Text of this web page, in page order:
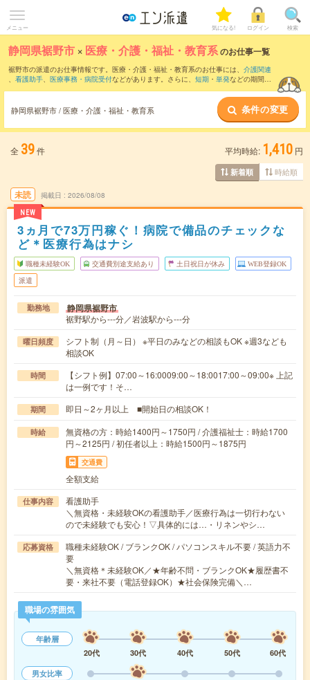
メニュー 気になる! ログイン 検索
静岡県裾野市 × 医療・介護・福祉・教育系のお仕事一覧
裾野市の派遣のお仕事情報です。医療・介護・福祉・教育系のお仕事には、 介護関連
、 看護助手、 医療事務・病院受付などがあります。さらに、 短期 ・ 単発などの期間
静岡県裾野市 / 医療・介護・福祉・教育系 条件の変更
全 39件 平均時給: 1,410 円
新着順 時給順
未読
NEW
掲載日 2026/08/08
3ヵ月で73万円稼ぐ！病院で備品のチェックな
ど＊医療行為はナシ
職種未経験OK 交通費別途支給あり 土日祝日が休み WEB登録OK
派遣
勤務地 静岡県裾野市
裾野駅から---分／岩波駅から---分
曜日頻度
シフト制（月～日） ※平日のみなどの相談もOK ※週3なども
相談OK
時間
【シフト例】07:00～16:0009:00～18:0017:00～09:00※ 上記
は一例です！そ…
期間 即日～2ヶ月以上 ■開始日の相談OK！
時給
無資格の方：時給1400円～1750円 / 介護福祉士：時給1700
円～2125円 / 初任者以上：時給1500円～1875円
交通費
全額支給
仕事内容
看護助手
＼無資格・未経験OKの看護助手／医療行為は一切行わない
ので未経験でも安心！▽具体的には…・リネンやシ…
応募資格
職種未経験OK / ブランクOK / パソコンスキル不要 / 英語力不
要
＼無資格＊未経験OK／★年齢不問・ブランクOK★履歴書不
要・来社不要（電話登録OK）★社会保険完備＼…
職場の雰囲気
年齢層
20代
30代 40代 50代
60代
男女比率